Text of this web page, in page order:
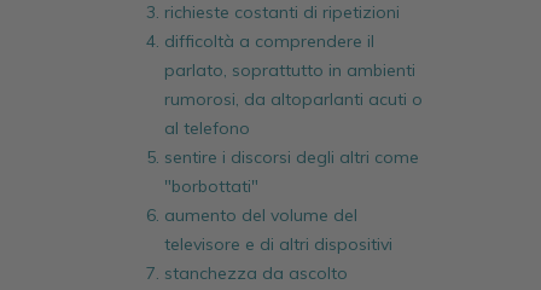
richieste costanti di ripetizioni
difficoltà a comprendere il
parlato, soprattutto in ambienti
rumorosi, da altoparlanti acuti o
al telefono
sentire i discorsi degli altri come
"borbottati"
aumento del volume del
televisore e di altri dispositivi
stanchezza da ascolto